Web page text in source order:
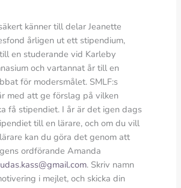
känner till delar Jeanette
årligen ut ett stipendium,
en studerande vid Karleby
och vartannat år till en
för modersmålet. SMLF:s
med att ge förslag på vilken
få stipendiet. I år är det igen dags
till en lärare, och om du vill
kan du göra det genom att
ordförande Amanda
. Skriv namn
i mejlet, och skicka din